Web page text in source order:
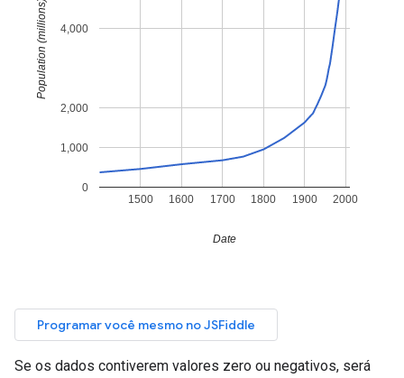
Se os dados contiverem valores zero ou negativos, será